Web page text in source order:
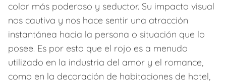
color más poderoso y seductor. Su impacto visual
nos cautiva y nos hace sentir una atracción
instantánea hacia la persona o situación que lo
posee. Es por esto que el rojo es a menudo
utilizado en la industria del amor y el romance,
como en la decoración de habitaciones de hotel,